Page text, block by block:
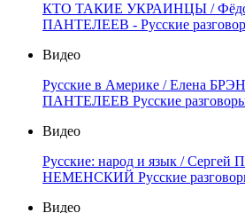
КТО ТАКИЕ УКРАИНЦЫ /
ПАНТЕЛЕЕВ - Русские
Видео
Русские в Америке / Елена
ПАНТЕЛЕЕВ Русские
Видео
Русские: народ и язык /
НЕМЕНСКИЙ Русские
Видео